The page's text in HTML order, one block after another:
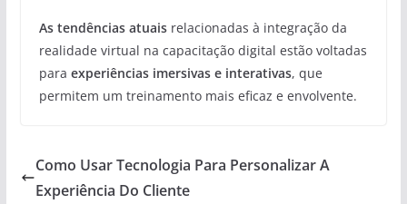
As tendências atuaisrelacionadas à integração da
realidade virtual na capacitação digital estão voltadas
para experiências imersivas e interativas, que
permitem um treinamento mais eficaz e envolvente.
Como Usar Tecnologia Para Personalizar A
Experiência Do Cliente